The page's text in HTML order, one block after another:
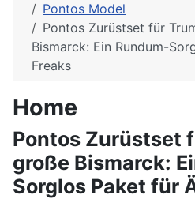
Pontos Model
Pontos Zurüstset für
Bismarck: Ein Rundum-
Freaks
Home
Pontos Zurüstset
große Bismarck:
Sorglos Paket für